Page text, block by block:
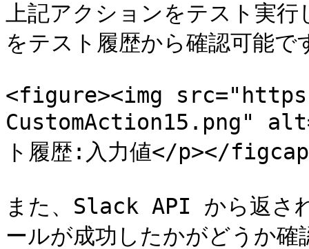
上記アクションをテスト実
をテスト履歴から確認可能で
<figure><img
CustomAction15.png"
ト履歴:入力値</p></
また、Slack API から返さ
ールが成功したかがどうか確